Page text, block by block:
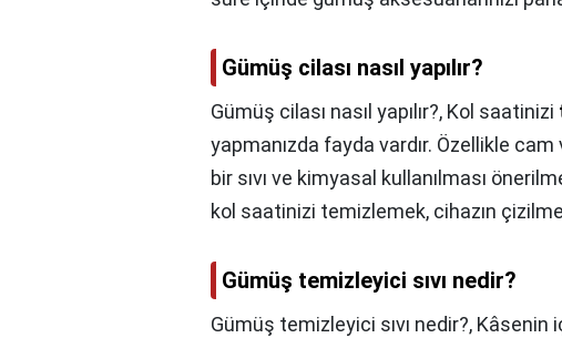
Gümüş cilası nasıl yapılır?
Gümüş cilası nasıl yapılır?, Kol saatinizi
yapmanızda fayda vardır. Özellikle
bir sıvı ve kimyasal kullanılması
kol saatinizi temizlemek, cihazın
Gümüş temizleyici sıvı nedir?
Gümüş temizleyici sıvı nedir?, Kâsenin